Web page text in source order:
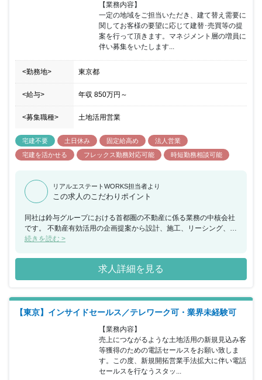
【業務内容】
一定の地域をご担当いただき、建て替え需要に
関してお客様の要望に応じて建替･売買等の提
案を行って頂きます。マネジメント層の増員に
伴い募集をいたします...
<勤務地> 東京都
<給与> 年収 850万円 ～
<募集職種> 土地活用営業
宅建不要 土日休み 固定給高め
法人営業
宅建を活かせる
フレックス勤務対応可能 時短勤務相談可能
リアルエステートWORKS担当者より
この求人のこだわりポイント
同社は鈴与グループにおける首都圏の不動産に係る業務の中核会社
です。 不動産有効活用の企画提案から設計、施工、リーシング、ビ
ル管理までを一貫して行い、その全てに営業担当としてかかわるこ
頼を得られる仕事で、会社の成長とともに社員個人としても成長で
きる会社です。 当ポジションについて、営業エリアの地権者に対し
持続可能な不動産有効活用コンサルティングを行い、契約の締結に
した３Ｄによる事業化の提案を行います。 長期に及ぶ事業で建築で
の活用が難しいケースでは資産の買い替えや等価交換の提案を行い
ら50代の営業社員で構成され、年齢や勤続年数に関係なく実力次第
で昇格する為、年功的な考えはありません。 フレキシブルな勤務時
間の採用と営業地盤に直行し直帰する働き方を通して自身で仕事の
効率化を実現していただきます。 インセンティブは建築、売買に係
わらず利益に応じて支給され、上限はありませんので、かなりのモ
続きを読む >
求人詳細を見る
【東京】インサイドセールス／テレワーク可・業界未経験可
【業務内容】
売上につながるような土地活用の新規見込み客
等獲得のための電話セールスをお願い致しま
す。この度、新規開拓営業手法拡大に伴い電話
セールスを行なうスタッ...